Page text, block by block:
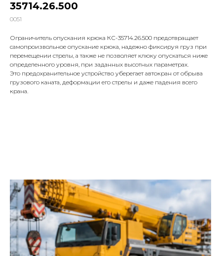
35714.26.500
0051
Ограничитель опускания крюка КС-35714.26.500 предотвращает
самопроизвольное опускание крюка, надежно фиксируя груз при
перемещении стрелы, а также не позволяет клюку опускаться ниже
определенного уровня, при заданных высотных параметрах.
Это предохранительное устройство уберегает автокран от обрыва
грузового каната, деформации его стрелы и даже падения всего
крана.